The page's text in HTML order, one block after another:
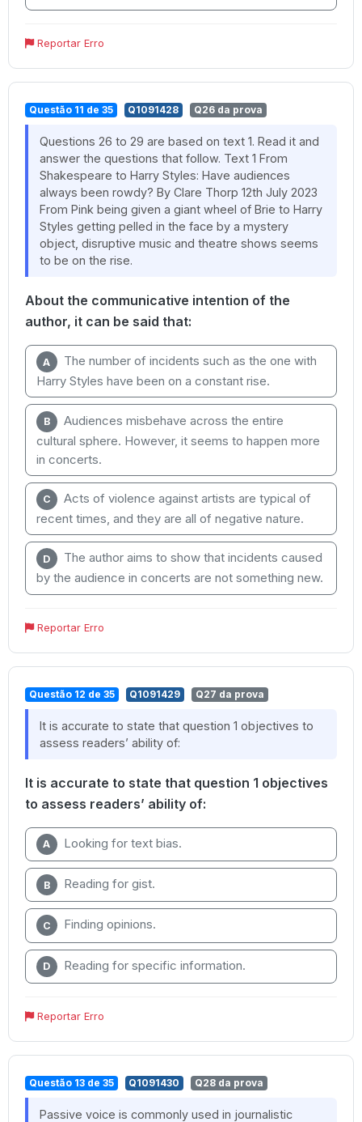
Reportar Erro
Questão 11 de 35 Q1091428 Q26 da prova
Questions 26 to 29 are based on text 1. Read it and
answer the questions that follow. Text 1 From
Shakespeare to Harry Styles: Have audiences
always been rowdy? By Clare Thorp 12th July 2023
From Pink being given a giant wheel of Brie to Harry
Styles getting pelled in the face by a mystery
object, disruptive music and theatre shows seems
to be on the rise.
About the communicative intention of the
author, it can be said that:
A
The number of incidents such as the one with
Harry Styles have been on a constant rise.
B
Audiences misbehave across the entire
cultural sphere. However, it seems to happen more
in concerts.
C
Acts of violence against artists are typical of
recent times, and they are all of negative nature.
D
The author aims to show that incidents caused
by the audience in concerts are not something new.
Reportar Erro
Questão 12 de 35 Q1091429 Q27 da prova
It is accurate to state that question 1 objectives to
assess readers’ ability of:
It is accurate to state that question 1 objectives
to assess readers’ ability of:
A Looking for text bias.
B Reading for gist.
C Finding opinions.
D Reading for specific information.
Reportar Erro
Questão 13 de 35 Q1091430 Q28 da prova
Passive voice is commonly used in journalistic